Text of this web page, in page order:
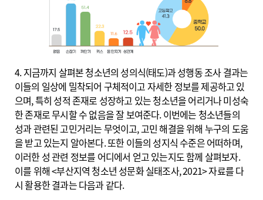
4. 지금까지 살펴본 청소년의 성의식(태도)과 성행동 조사 결과는
이들의 일상에 밀착되어 구체적이고 자세한 정보를 제공하고 있
으며, 특히 성적 존재로 성장하고 있는 청소년을 어리거나 미성숙
한 존재로 무시할 수 없음을 잘 보여준다. 이번에는 청소년들의
성과 관련된 고민거리는 무엇이고, 고민 해결을 위해 누구의 도움
을 받고 있는지 알아본다. 또한 이들의 성지식 수준은 어떠하며,
이러한 성 관련 정보를 어디에서 얻고 있는지도 함께 살펴보자.
이를 위해 <부산지역 청소년 성문화 실태조사, 2021> 자료를 다
시 활용한 결과는 다음과 같다.